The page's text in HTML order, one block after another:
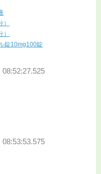
錠10mg100錠
08:52:27.525
08:53:53.575